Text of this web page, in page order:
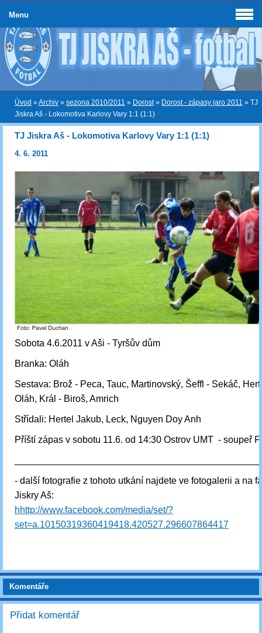
Úvod »Archiv » sezona 2010/2011 » Dorost» Dorost - zápasy jaro 2011 » TJ
Jiskra Aš - Lokomotiva Karlovy Vary 1:1 (1:1)
TJ Jiskra Aš - Lokomotiva Karlovy Vary 1:1 (1:1)
4. 6. 2011
Sobota 4.6.2011 v Aši - Tyršův dům
Branka: Oláh
Sestava: Brož - Peca, Tauc, Martinovský, Šeffl - Sekáč,
Oláh, Král - Biroš, Amrich
Střídali: Hertel Jakub, Leck, Nguyen Doy Anh
Příští zápas v sobotu 11.6. od 14:30 Ostrov UMT - soupeř
- další fotografie z tohoto utkání najdete ve fotogalerii a na
Jiskry Aš:
hhttp://www.facebook.com/media/set/?
set=a.10150319360419418.420527.296607864417
Komentáře
Přidat komentář
Menu